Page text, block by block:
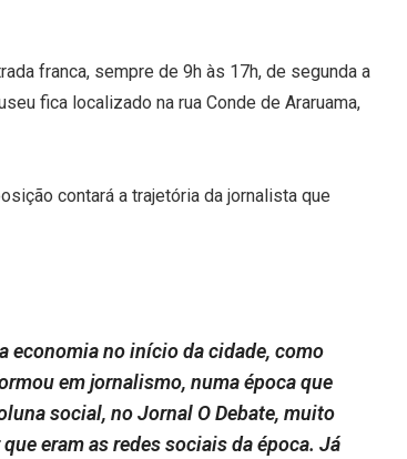
franca, sempre de 9h às 17h, de segunda a
fica localizado na rua Conde de Araruama,
contará a trajetória da jornalista que
economia no início da cidade, como
em jornalismo, numa época que
social, no Jornal O Debate, muito
eram as redes sociais da época. Já